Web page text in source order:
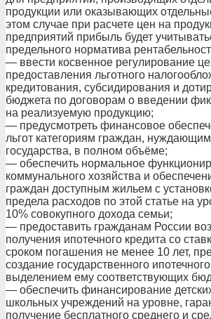
продукции или оказывающих
этом случае при расчете цен на
предприятий прибыль будет
предельного норматива
— ввести косвенное регулирование
предоставления льготного
кредитования, субсидирования и
бюджета по договорам о введении
на реализуемую продукцию;
— предусмотреть финансовое
льгот категориям граждан,
государства, в полном объёме;
— обеспечить нормальное
коммунального хозяйства и
граждан доступным жильем с
предела расходов по этой статье на
10% совокупного дохода семьи;
— предоставить гражданам России
получения ипотечного кредита со
сроком погашения не менее 10 лет,
создание государственного
выделением ему соответствующих
— обеспечить финансирование
школьных учреждений на уровне,
получение бесплатного среднего и